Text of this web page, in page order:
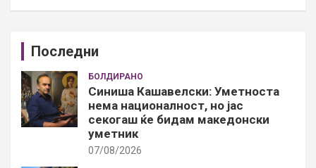
Последни
БОЛДИРАНО
Синиша Кашавелски: Уметноста
нема националност, но јас
секогаш ќе бидам македонски
уметник
07/08/2026